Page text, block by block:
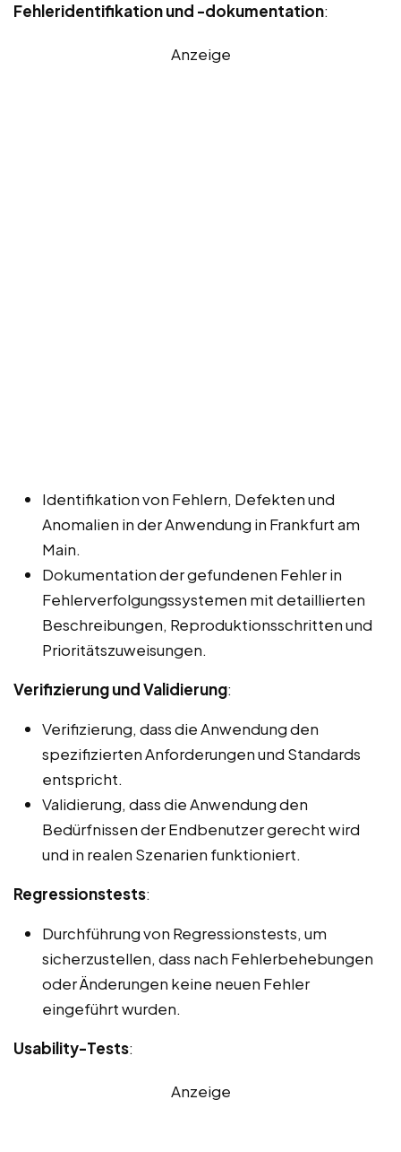
Fehleridentifikation und -dokumentation:
Anzeige
Identifikation von Fehlern, Defekten und
Anomalien in der Anwendung in Frankfurt am
Main.
Dokumentation der gefundenen Fehler in
Fehlerverfolgungssystemen mit detaillierten
Beschreibungen, Reproduktionsschritten und
Prioritätszuweisungen.
Verifizierung und Validierung:
Verifizierung, dass die Anwendung den
spezifizierten Anforderungen und Standards
entspricht.
Validierung, dass die Anwendung den
Bedürfnissen der Endbenutzer gerecht wird
und in realen Szenarien funktioniert.
Regressionstests:
Durchführung von Regressionstests, um
sicherzustellen, dass nach Fehlerbehebungen
oder Änderungen keine neuen Fehler
eingeführt wurden.
Usability-Tests:
Anzeige